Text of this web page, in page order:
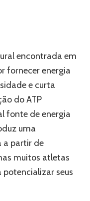
encontrada em
fornecer energia
e curta
do ATP
fonte de energia
uma
a partir de
muitos atletas
seus